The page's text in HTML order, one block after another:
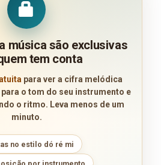
música são exclusivas
tem conta
para ver a cifra melódica
o tom do seu instrumento e
o ritmo. Leva menos de um
minuto.
no estilo dó ré mi